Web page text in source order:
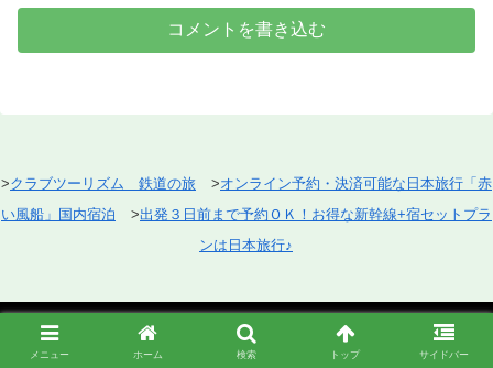
コメントを書き込む
>クラブツーリズム 鉄道の旅 >オンライン予約・決済可能な日本旅行「赤
い風船」国内宿泊
>出発３日前まで予約ＯＫ！お得な新幹線+宿セットプラ
ンは日本旅行♪
かずーむねっと 親子で行く！大阪近郊のりものフ
メニュー ホーム 検索 トップ サイドバー